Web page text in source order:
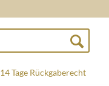
14 Tage Rückgaberecht